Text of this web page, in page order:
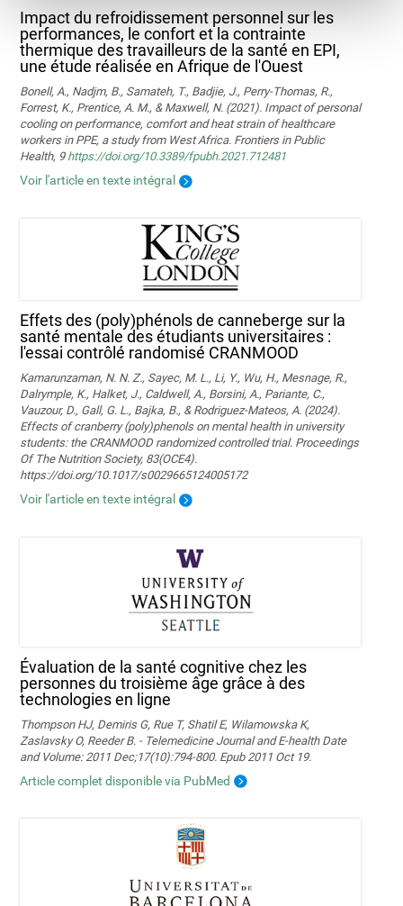
Impact du refroidissement personnel sur les
performances, le confort et la contrainte
thermique des travailleurs de la santé en EPI,
une étude réalisée en Afrique de l'Ouest
Bonell, A., Nadjm, B., Samateh, T., Badjie, J., Perry-Thomas, R.,
Forrest, K., Prentice, A. M., & Maxwell, N. (2021). Impact of personal
cooling on performance, comfort and heat strain of healthcare
workers in PPE, a study from West Africa. Frontiers in Public
Health, 9 https://doi.org/10.3389/fpubh.2021.712481
Voir l'article en texte intégral
Effets des (poly)phénols de canneberge sur la
santé mentale des étudiants universitaires :
l'essai contrôlé randomisé CRANMOOD
Kamarunzaman, N. N. Z., Sayec, M. L., Li, Y., Wu, H., Mesnage, R.,
Dalrymple, K., Halket, J., Caldwell, A., Borsini, A., Pariante, C.,
Vauzour, D., Gall, G. L., Bajka, B., & Rodriguez-Mateos, A. (2024).
Effects of cranberry (poly)phenols on mental health in university
students: the CRANMOOD randomized controlled trial. Proceedings
Of The Nutrition Society, 83(OCE4).
https://doi.org/10.1017/s0029665124005172
Voir l'article en texte intégral
Évaluation de la santé cognitive chez les
personnes du troisième âge grâce à des
technologies en ligne
Thompson HJ, Demiris G, Rue T, Shatil E, Wilamowska K,
Zaslavsky O, Reeder B. - Telemedicine Journal and E-health Date
and Volume: 2011 Dec;17(10):794-800. Epub 2011 Oct 19.
Article complet disponible via PubMed